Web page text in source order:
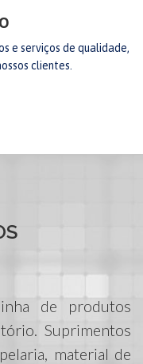
e serviços de qualidade,
clientes.
de produtos
Suprimentos
material de